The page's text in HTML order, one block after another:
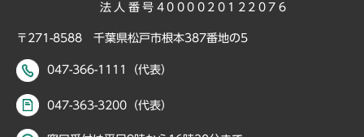
法人番号4000020122076
〒271-8588 千葉県松戸市根本387番地の5
047-366-1111（代表）
047-363-3200（代表）